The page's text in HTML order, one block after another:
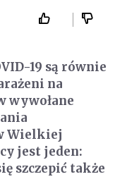
19 są równie
na
wywołane
Wielkiej
jest jeden:
szczepić także